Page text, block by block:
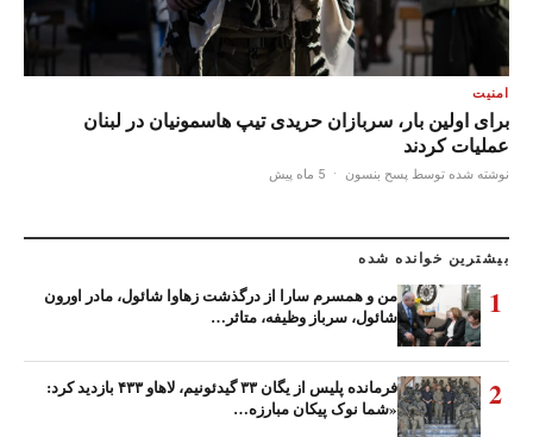
امنیت
برای اولین بار، سربازان حریدی تیپ هاسمونیان در لبنان
عملیات کردند
نوشته شده توسط پسح بنسون · 5 ماه پیش
بیشترین خوانده شده
1
من و همسرم سارا از درگذشت زهاوا شائول، مادر اورون
شائول، سرباز وظیفه، متاثر…
2
فرمانده پلیس از یگان ۳۳ گیدئونیم، لاهاو ۴۳۳ بازدید کرد:
«شما نوک پیکان مبارزه…